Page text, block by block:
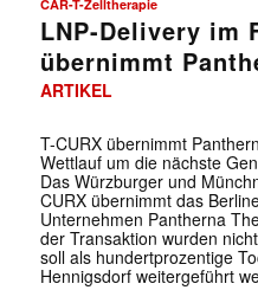
CAR-T-Zelltherapie
LNP-Delivery im
übernimmt
ARTIKEL
T-CURX übernimmt
Wettlauf um die nächste
Das Würzburger und
CURX übernimmt das
Unternehmen Pantherna
der Transaktion wurden
soll als hundertprozentige
Hennigsdorf weitergeführt